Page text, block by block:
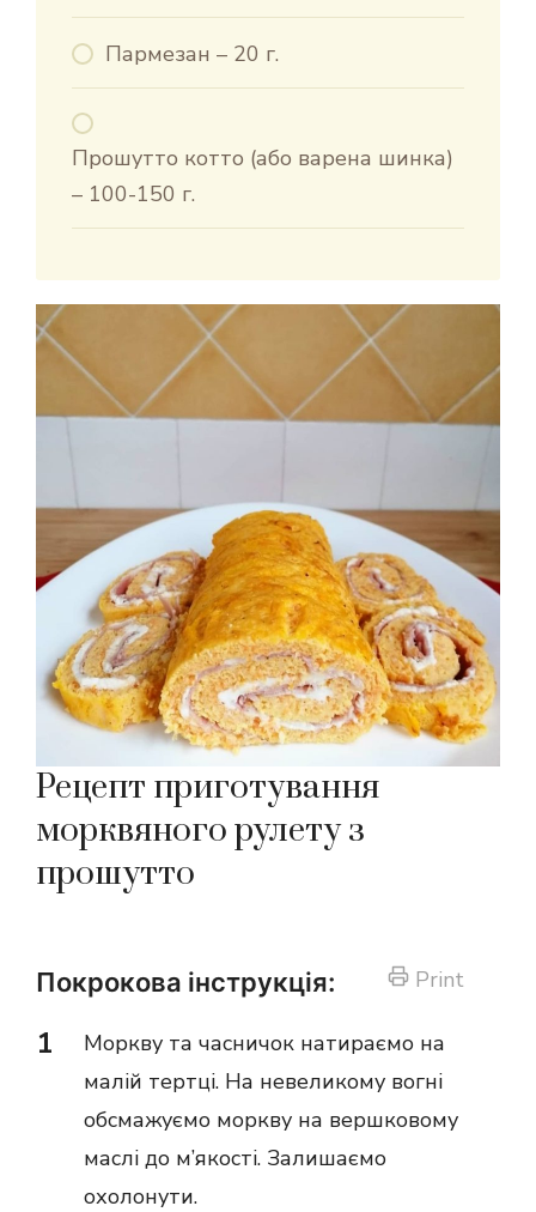
Пармезан – 20 г.
Прошутто котто (або варена шинка)
– 100-150 г.
Рецепт приготування
морквяного рулету з
прошутто
Print
Покрокова інструкція:
Моркву та часничок натираємо на
малій тертці. На невеликому вогні
обсмажуємо моркву на вершковому
маслі до м’якості. Залишаємо
охолонути.